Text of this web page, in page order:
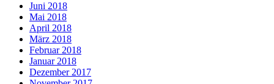
Juni 2018
Mai 2018
April 2018
März 2018
Februar 2018
Januar 2018
Dezember 2017